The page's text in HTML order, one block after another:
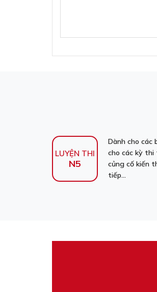
LUYỆN THI
N5
Dành cho các
cho các kỳ
củng cố kiến
tiếp...